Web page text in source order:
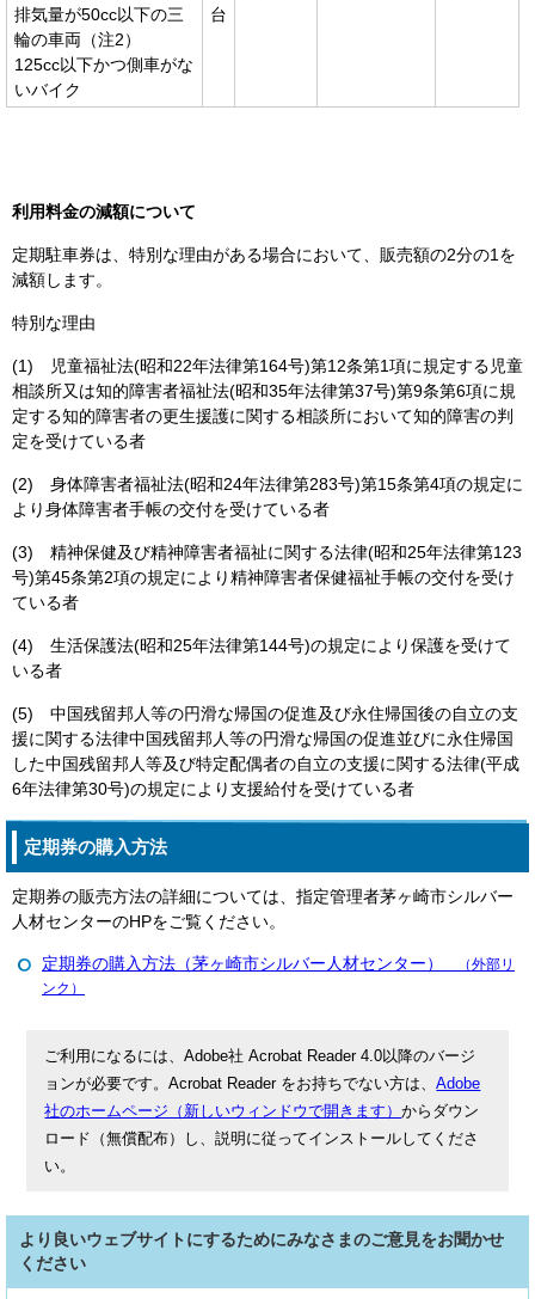
排気量が50cc以下の三
輪の車両（注2）
125cc以下かつ側車がな
いバイク
台
利用料金の減額について
定期駐車券は、特別な理由がある場合において、販売額の2分の1を
減額します。
特別な理由
(1) 児童福祉法(昭和22年法律第164号)第12条第1項に規定する児童
相談所又は知的障害者福祉法(昭和35年法律第37号)第9条第6項に規
定する知的障害者の更生援護に関する相談所において知的障害の判
定を受けている者
(2) 身体障害者福祉法(昭和24年法律第283号)第15条第4項の規定に
より身体障害者手帳の交付を受けている者
(3) 精神保健及び精神障害者福祉に関する法律(昭和25年法律第123
号)第45条第2項の規定により精神障害者保健福祉手帳の交付を受け
ている者
(4) 生活保護法(昭和25年法律第144号)の規定により保護を受けて
いる者
(5) 中国残留邦人等の円滑な帰国の促進及び永住帰国後の自立の支
援に関する法律中国残留邦人等の円滑な帰国の促進並びに永住帰国
した中国残留邦人等及び特定配偶者の自立の支援に関する法律(平成
6年法律第30号)の規定により支援給付を受けている者
定期券の購入方法
定期券の販売方法の詳細については、指定管理者茅ヶ崎市シルバー
人材センターのHPをご覧ください。
定期券の購入方法（茅ヶ崎市シルバー人材センター）
（外部リ
ンク）
ご利用になるには、Adobe社 Acrobat Reader 4.0以降のバージ
ョンが必要です。Acrobat Reader をお持ちでない方は、Adobe
社のホームページ（新しいウィンドウで開きます）からダウン
ロード（無償配布）し、説明に従ってインストールしてくださ
い。
より良いウェブサイトにするためにみなさまのご意見をお聞かせ
ください